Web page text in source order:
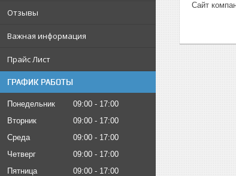
Отзывы
Важная информация
Прайс Лист
ГРАФИК РАБОТЫ
Понедельник 09:00
17:00
Вторник
09:00
17:00
Среда
09:00
17:00
Четверг
09:00
17:00
Пятница
09:00
17:00